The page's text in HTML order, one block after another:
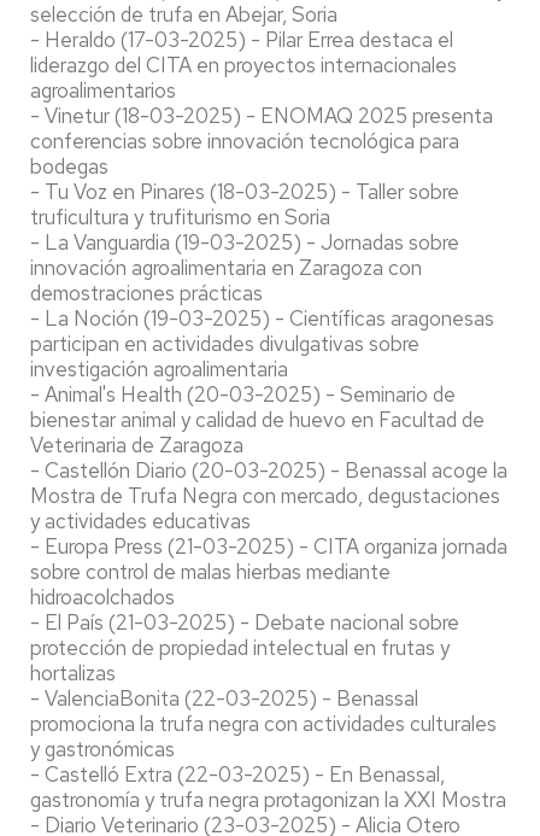
selección de trufa en Abejar, Soria
- Heraldo (17-03-2025) - Pilar Errea destaca el
liderazgo del CITA en proyectos internacionales
agroalimentarios
- Vinetur (18-03-2025) - ENOMAQ 2025 presenta
conferencias sobre innovación tecnológica para
bodegas
- Tu Voz en Pinares (18-03-2025) - Taller sobre
truficultura y trufiturismo en Soria
- La Vanguardia (19-03-2025) - Jornadas sobre
innovación agroalimentaria en Zaragoza con
demostraciones prácticas
- La Noción (19-03-2025) - Científicas aragonesas
participan en actividades divulgativas sobre
investigación agroalimentaria
- Animal's Health (20-03-2025) - Seminario de
bienestar animal y calidad de huevo en Facultad de
Veterinaria de Zaragoza
- Castellón Diario (20-03-2025) - Benassal acoge la
Mostra de Trufa Negra con mercado, degustaciones
y actividades educativas
- Europa Press (21-03-2025) - CITA organiza jornada
sobre control de malas hierbas mediante
hidroacolchados
- El País (21-03-2025) - Debate nacional sobre
protección de propiedad intelectual en frutas y
hortalizas
- ValenciaBonita (22-03-2025) - Benassal
promociona la trufa negra con actividades culturales
y gastronómicas
- Castelló Extra (22-03-2025) - En Benassal,
gastronomía y trufa negra protagonizan la XXI Mostra
- Diario Veterinario (23-03-2025) - Alicia Otero